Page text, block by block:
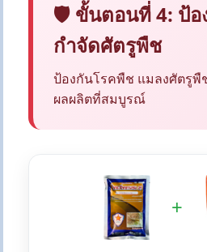
🛡️ ขั้นตอนที่ 4: ป้อ
กำจัดศัตรูพืช
ป้องกันโรคพืช แมลงศัตรูพื
ผลผลิตที่สมบูรณ์
+